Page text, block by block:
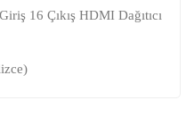
16 Çıkış HDMI Dağıtıcı